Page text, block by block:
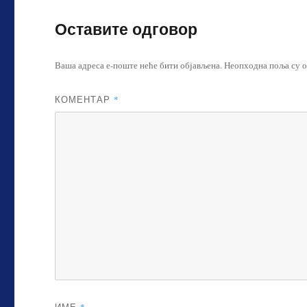
Оставите одговор
Ваша адреса е-поште неће бити објављена.Неопходна поља су
КОМЕНТАР *